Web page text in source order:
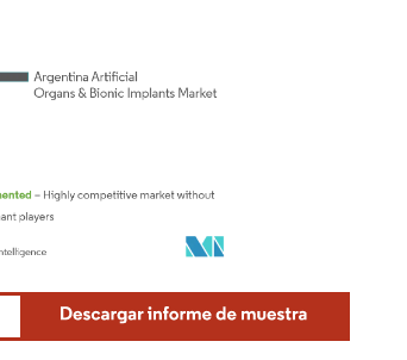
uso requiere atribución según CC BY 4.0.